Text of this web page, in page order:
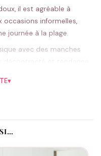
il est agréable à
informelles,
journée à la plage.
avec des manches
à votre tenue.
une jupe pour un look
▾